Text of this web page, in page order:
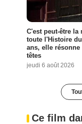
C'est peut-être
toute l'Histoire
ans, elle
têtes
jeudi 6 août 2026
Ce film